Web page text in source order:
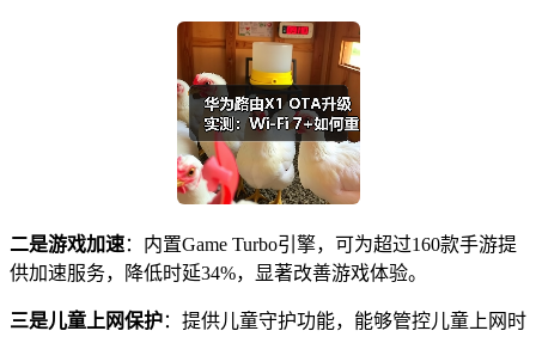
二是游戏加速：内置Game Turbo引擎，可为超过160款手游提
供加速服务，降低时延34%，显著改善游戏体验。
三是儿童上网保护：提供儿童守护功能，能够管控儿童上网时